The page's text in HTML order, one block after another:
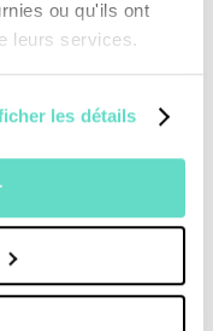
ou qu'ils ont
leurs services.
les détails
2026